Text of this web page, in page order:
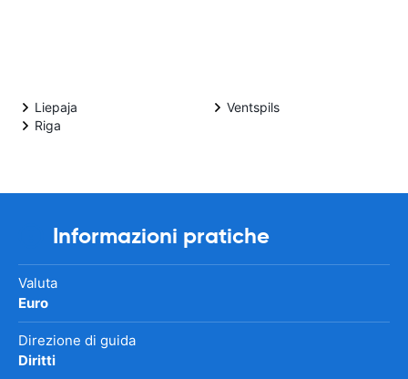
Liepaja
Riga
Ventspils
Informazioni pratiche
Valuta
Euro
Direzione di guida
Diritti